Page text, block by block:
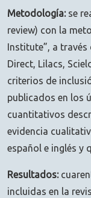
Metodología:se
review) con la
Institute”, a través
Direct, Lilacs,
criterios de
publicados en los
cuantitativos
evidencia
español e inglés y
Resultados:
incluidas en la